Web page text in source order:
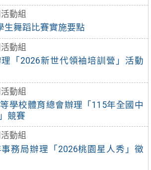
動組
生舞蹈比賽實施要點
動組
「2026新世代領袖培訓營」活動
動組
學校體育總會辦理「115年全國中
競賽
動組
務局辦理「2026桃園星人秀」徵